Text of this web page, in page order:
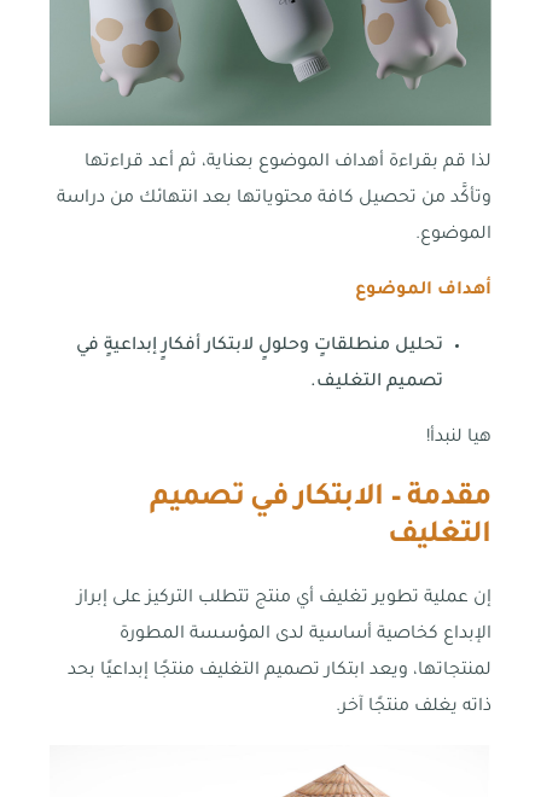
لذا قم بقراءة أهداف الموضوع بعناية، ثم أعد قراءتها
وتأكَّد من تحصيل كافة محتوياتها بعد انتهائك من دراسة
الموضوع.
أهداف الموضوع
تحليل منطلقاتٍ وحلولٍ لابتكار أفكارٍ إبداعيةٍ في
تصميم التغليف.
هيا لنبدأ!
مقدمة – الابتكار في تصميم
التغليف
إن عملية تطوير تغليف أي منتج تتطلب التركيز على إبراز
الإبداع كخاصية أساسية لدى المؤسسة المطورة
لمنتجاتها، ويعد ابتكار تصميم التغليف منتجًا إبداعيًا بحد
ذاته يغلف منتجًا آخر.